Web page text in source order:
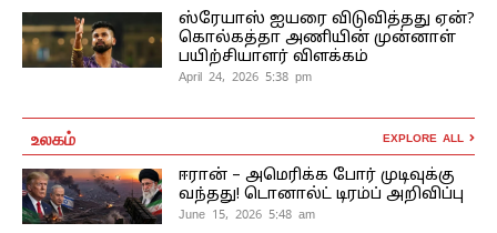
ஸ்ரேயாஸ் ஐயரை விடுவித்தது ஏன்?
கொல்கத்தா அணியின் முன்னாள்
பயிற்சியாளர் விளக்கம்
April 24, 2026 5:38 pm
உலகம் EXPLORE ALL
ஈரான் – அமெரிக்க போர் முடிவுக்கு
வந்தது! டொனால்ட் டிரம்ப் அறிவிப்பு
June 15, 2026 5:48 am